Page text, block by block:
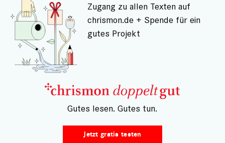
DIGITALABO DOPPELTGUT
CHRISMON PLUS MAGAZIN
E-PAPER
Familie und Beziehungen
Glaube und Sinn
Klima und Natur
Zugang zu allen Texten auf
chrismon.de + Spende für ein
gutes Projekt
– Gutes lesen. Gutes tun.
Jetzt gratis testen